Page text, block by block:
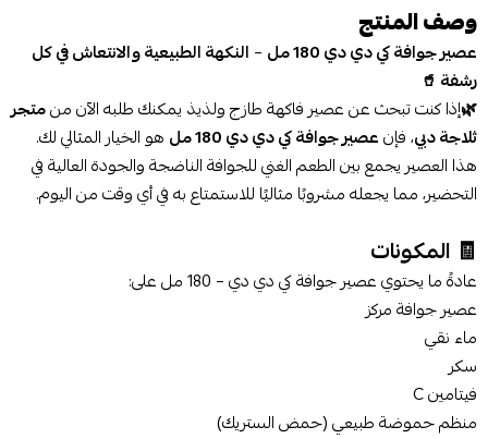
وصف المنتج
عصير جوافة كي دي دي 180 مل – النكهة الطبيعية والانتعاش في كل
رشفة 🥤
🌿إذا كنت تبحث عن عصير فاكهة طازج ولذيذ يمكنك طلبه الآن منمتجر
ثلاجة دبي، فإنعصير جوافة كي دي دي 180 مل
هو الخيار المثالي لك.
هذا العصير يجمع بين الطعم الغني للجوافة الناضجة والجودة العالية في
التحضير، مما يجعله مشروبًا مثاليًا للاستمتاع به في أي وقت من اليوم.
🧾 المكونات
عادةً ما يحتوي عصير جوافة كي دي دي – 180 مل على:
عصير جوافة مركز
ماء نقي
سكر
فيتامين C
منظم حموضة طبيعي (حمض الستريك)